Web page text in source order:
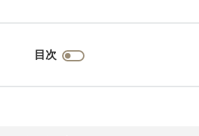
目次